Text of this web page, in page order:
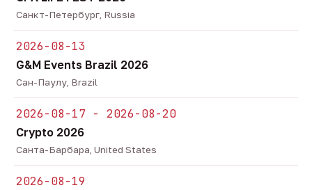
Санкт-Петербург, Russia
2026-08-13
G&M Events Brazil 2026
Сан-Паулу, Brazil
2026-08-17 - 2026-08-20
Crypto 2026
Санта-Барбара, United States
2026-08-19